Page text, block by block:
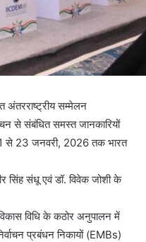
अंतरराष्ट्रीय सम्मेलन
से संबंधित समस्त जानकारियों
से 23 जनवरी, 2026 तक भारत
सिंह संधू एवं डॉ. विवेक जोशी के
विधि के कठोर अनुपालन में
प्रबंधन निकायों (EMBs)